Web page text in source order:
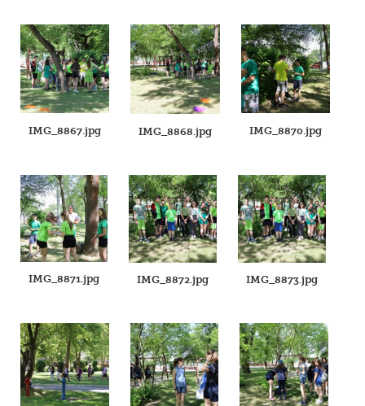
IMG_8867.jpg IMG_8868.jpg IMG_8870.jpg
IMG_8871.jpg IMG_8872.jpg IMG_8873.jpg